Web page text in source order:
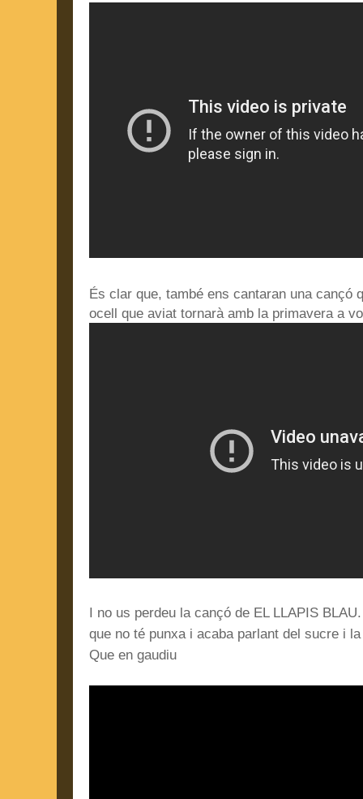
És clar que, també ens cantaran una cançó
ocell que aviat tornarà amb la primavera a
I no us perdeu la cançó de EL LLAPIS
que no té punxa i acaba parlant del sucre i
Que en gaudiu